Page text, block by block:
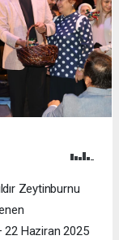
Zeytinburnu
22 Haziran 2025